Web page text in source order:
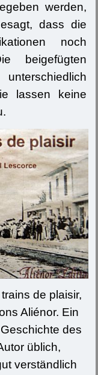
werden,
dass die
noch
beigefügten
lassen keine
de plaisir,
Aliénor. Ein
des
üblich,
verständlich